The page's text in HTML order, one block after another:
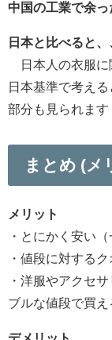
中国の工業で余
日本と比べると、
日本人の衣服に
日本基準で考え
部分も見られます
まとめ (メ
メリット
・とにかく安い
・値段に対する
・洋服やアクセ
ブルな値段で買え